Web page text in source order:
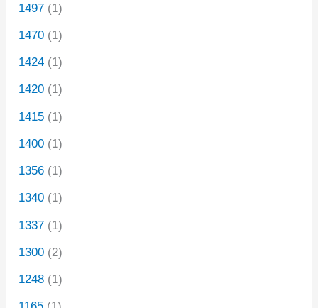
1497 (1)
1470 (1)
1424 (1)
1420 (1)
1415 (1)
1400 (1)
1356 (1)
1340 (1)
1337 (1)
1300 (2)
1248 (1)